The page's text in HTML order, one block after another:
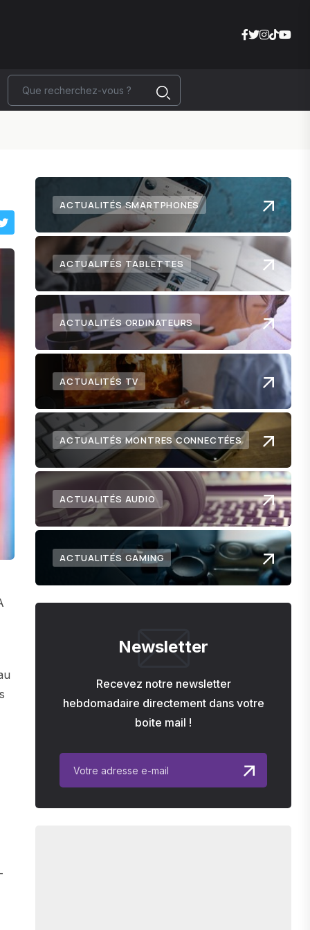
ACTUALITÉS SMARTPHONES
ACTUALITÉS TABLETTES
ACTUALITÉS ORDINATEURS
ACTUALITÉS TV
ACTUALITÉS MONTRES CONNECTÉES
ACTUALITÉS AUDIO
ACTUALITÉS GAMING
Newsletter
Recevez notre newsletter
hebdomadaire directement dans votre
boite mail !